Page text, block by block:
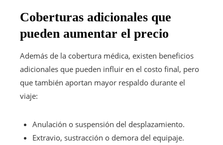
Coberturas adicionales que
pueden aumentar el precio
Además de la cobertura médica, existen beneficios
adicionales que pueden influir en el costo final, pero
que también aportan mayor respaldo durante el
viaje:
Anulación o suspensión del desplazamiento.
Extravio, sustracción o demora del equipaje.